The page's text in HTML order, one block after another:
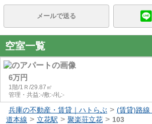
メールで送る
空室一覧
6万円
1階/1Ｒ/29.87㎡
管理・共益:-/敷:-/礼:-
兵庫の不動産・賃貸｜ハトらぶ > (賃貸)路線
道本線 > 立花駅 > 聚楽荘立花 > 103